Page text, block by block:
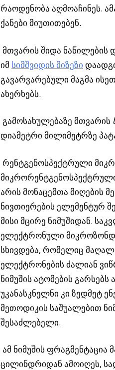
რაოდენობა აღმოაჩინეს.
ქანები მიუთითებენ.
მთვარის შიდა ნაწილების
იმ სიმშვიდის მიზეზი
გავარვარებული მაგმა
ახერხებს.
გამოსახულებაზე მთვარის
დიამეტრი მილიმეტრზე
რენტგენოსპექტრული
არის მონაცემთა მიღების
ნივთიერების ელემენტურ
მისი მცირე ნიმუშიდან.
ელექტრონული
სხივდება, რომელიც
ელექტრონების ძალიან
ნიმუშის ატომების გარსებს
უკანასკნელნი კი ზედმეტ
მეთოდიკის საშუალებით
შესაძლებელი.
ამ ნიმუშის
ცილინდრიდან ამოიღეს,